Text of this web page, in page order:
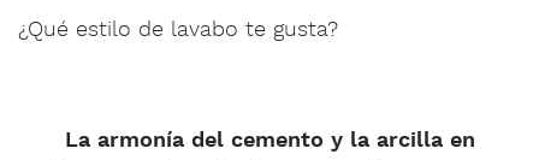
¿Qué estilo de lavabo te gusta?
La armonía del cemento y la arcilla en